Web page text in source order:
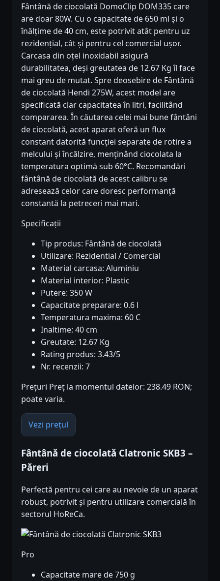
Fântână de ciocolată DomoClip DOM335 care
are doar 80W. Cu o capacitate de 650 ml și o
înălțime de 40 cm, este potrivit atât pentru uz
rezidențial, cât și pentru cel comercial ușor.
Carcasa din oțel inoxidabil asigură
durabilitatea, deși greutatea de 12.67 Kg îl face
mai greu de mutat. Spre deosebire de Fântână
de ciocolată Hendi 275W, acest model are
specificată clar capacitatea în litri, facilitând
compararea. În căutarea celei mai bune fântâni
de ciocolată, acest aparat oferă un flux
constant datorită funcției separate de rotire a
melcului și încălzire, menținând ciocolata la
temperatura optimă sub 60°C. Recomandări
fântână de ciocolată de acest calibru se
adresează celor care doresc performanță
constantă la petreceri mai mari.
Specificații
Tip produs: Fântână de ciocolată
Utilizare: Rezidential / Comercial
Material carcasa: Aluminiu
Material interior: Plastic
Putere: 350 W
Capacitate preparare: 0.6 l
Temperatura maxima: 60 C
Inaltime: 40 cm
Greutate: 12.67 Kg
Rating produs: 3.43/5
Nr. recenzii: 7
Prețuri Preț la momentul datelor: 238.49 RON;
poate varia.
Vezi prețul
Fântână de ciocolată Clatronic SKB3 –
Păreri
Perfectă pentru cei care au nevoie de un aparat
robust, potrivit și pentru utilizare comercială în
sectorul HoReCa.
Pro
Capacitate mare de 750 g